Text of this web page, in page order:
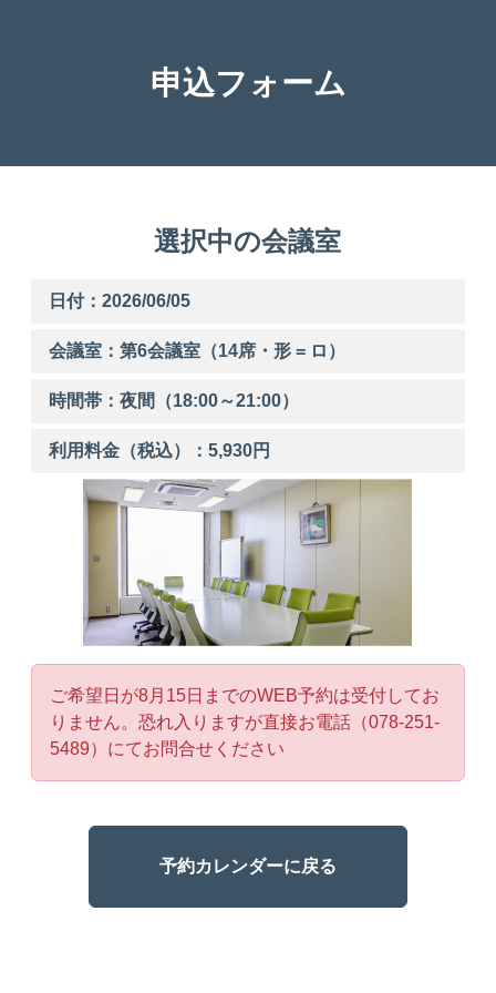
申込フォーム
選択中の会議室
日付：2026/06/05
会議室：第6会議室（14席・形 = ロ）
時間帯：夜間 （18:00～21:00）
利用料金（税込）：5,930円
ご希望日が8月15日までのWEB予約は受付してお
りません。恐れ入りますが直接お電話（078-251-
5489）にてお問合せください
予約カレンダーに戻る